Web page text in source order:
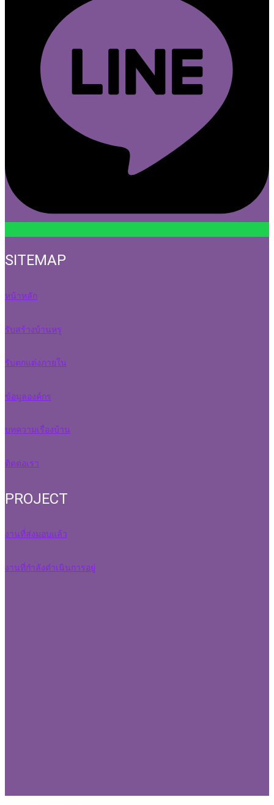
SITEMAP
หน้าหลัก
รับสร้างบ้านหรู
รับตกแต่งภายใน
ข้อมูลองค์กร
บทความเรื่องบ้าน
ติดต่อเรา
PROJECT
งานที่ส่งมอบแล้ว
งานที่กำลังดำเนินการอยู่